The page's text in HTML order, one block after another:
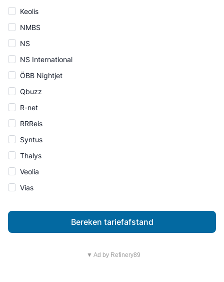
Keolis
NMBS
NS
NS International
ÖBB Nightjet
Qbuzz
R-net
RRReis
Syntus
Thalys
Veolia
Vias
Bereken tariefafstand
▼ Ad by Refinery89